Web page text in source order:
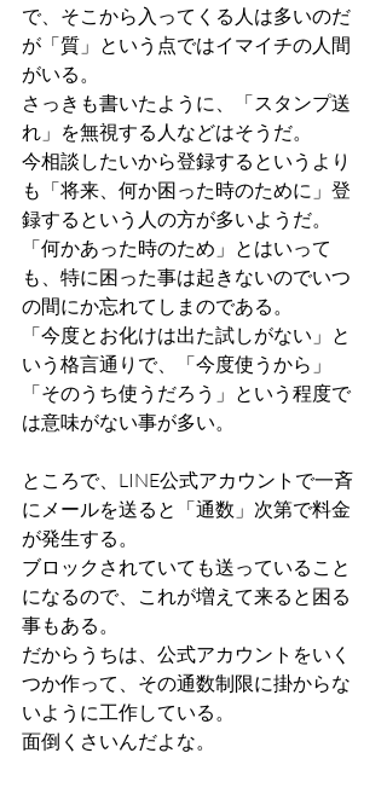
で、そこから入ってくる人は多いのだ
が「質」という点ではイマイチの人間
がいる。
さっきも書いたように、「スタンプ送
れ」を無視する人などはそうだ。
今相談したいから登録するというより
も「将来、何か困った時のために」登
録するという人の方が多いようだ。
「何かあった時のため」とはいって
も、特に困った事は起きないのでいつ
の間にか忘れてしまのである。
「今度とお化けは出た試しがない」と
いう格言通りで、「今度使うから」
「そのうち使うだろう」という程度で
は意味がない事が多い。
ところで、LINE公式アカウントで一斉
にメールを送ると「通数」次第で料金
が発生する。
ブロックされていても送っていること
になるので、これが増えて来ると困る
事もある。
だからうちは、公式アカウントをいく
つか作って、その通数制限に掛からな
いように工作している。
面倒くさいんだよな。